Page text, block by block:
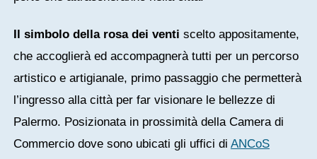
Il simbolo della rosa dei venti scelto appositamente,
che accoglierà ed accompagnerà tutti per un percorso
artistico e artigianale, primo passaggio che permetterà
l’ingresso alla città per far visionare le bellezze di
Palermo. Posizionata in prossimità della Camera di
Commercio dove sono ubicati gli uffici di ANCoS